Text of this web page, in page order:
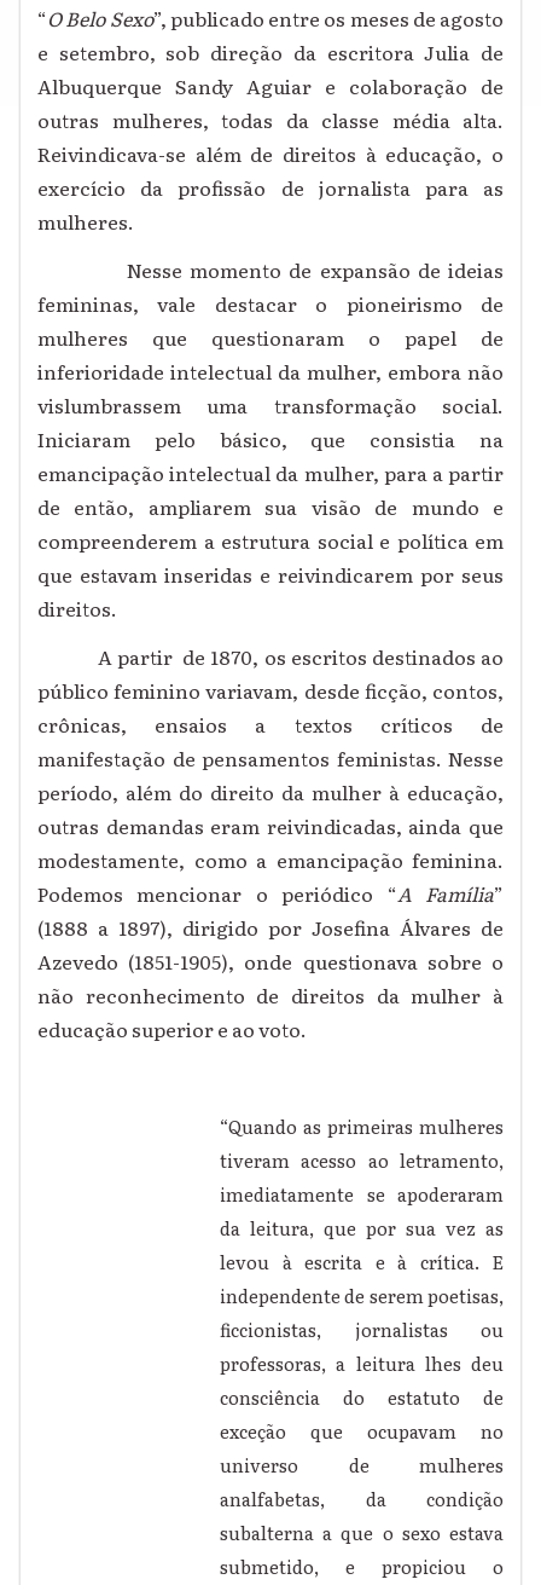
“O Belo Sexo”, publicado entre os meses de agosto
e setembro, sob direção da escritora Julia de
Albuquerque Sandy Aguiar e colaboração de
outras mulheres, todas da classe média alta.
Reivindicava-se além de direitos à educação, o
exercício da profissão de jornalista para as
mulheres.
Nesse momento de expansão de ideias
femininas, vale destacar o pioneirismo de
mulheres que questionaram o papel de
inferioridade intelectual da mulher, embora não
vislumbrassem uma transformação social.
Iniciaram pelo básico, que consistia na
emancipação intelectual da mulher, para a partir
de então, ampliarem sua visão de mundo e
compreenderem a estrutura social e política em
que estavam inseridas e reivindicarem por seus
direitos.
A partir de 1870, os escritos destinados ao
público feminino variavam, desde ficção, contos,
crônicas, ensaios a textos críticos de
manifestação de pensamentos feministas. Nesse
período, além do direito da mulher à educação,
outras demandas eram reivindicadas, ainda que
modestamente, como a emancipação feminina.
Podemos mencionar o periódico “A Família”
(1888 a 1897), dirigido por Josefina Álvares de
Azevedo (1851-1905), onde questionava sobre o
não reconhecimento de direitos da mulher à
educação superior e ao voto.
“Quando as primeiras mulheres
tiveram acesso ao letramento,
imediatamente se apoderaram
da leitura, que por sua vez as
levou à escrita e à crítica. E
independente de serem poetisas,
ficcionistas, jornalistas ou
professoras, a leitura lhes deu
consciência do estatuto de
exceção que ocupavam no
universo de mulheres
analfabetas, da condição
subalterna a que o sexo estava
submetido, e propiciou o